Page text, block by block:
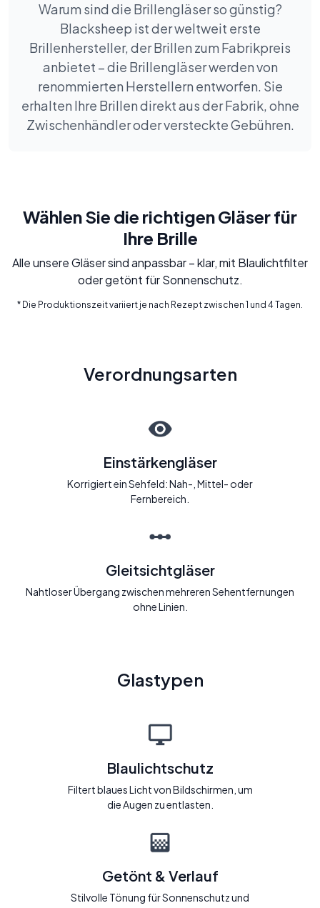
Warum sind die Brillengläser so günstig?
Blacksheep ist der weltweit erste
Brillenhersteller, der Brillen zum Fabrikpreis
anbietet – die Brillengläser werden von
renommierten Herstellern entworfen. Sie
erhalten Ihre Brillen direkt aus der Fabrik, ohne
Zwischenhändler oder versteckte Gebühren.
Wählen Sie die richtigen Gläser für
Ihre Brille
Alle unsere Gläser sind anpassbar – klar, mit Blaulichtfilter
oder getönt für Sonnenschutz.
* Die Produktionszeit variiert je nach Rezept zwischen 1 und 4 Tagen.
Verordnungsarten
Einstärkengläser
Korrigiert ein Sehfeld: Nah-, Mittel- oder
Fernbereich.
Gleitsichtgläser
Nahtloser Übergang zwischen mehreren Sehentfernungen
ohne Linien.
Glastypen
Blaulichtschutz
Filtert blaues Licht von Bildschirmen, um
die Augen zu entlasten.
Getönt & Verlauf
Stilvolle Tönung für Sonnenschutz und